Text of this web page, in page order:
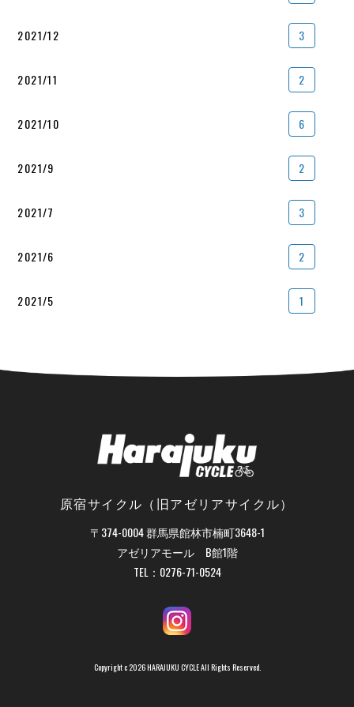
2021/12 3
2021/11 2
2021/10 6
2021/9 2
2021/7 3
2021/6 2
2021/5 1
原宿サイクル（旧アゼリアサイクル）
〒374-0004 群馬県館林市楠町3648-1
アゼリアモール B館1階
TEL： 0276-71-0524
Copyright c 2026 HARAJUKU CYCLE All Rights Reserved.